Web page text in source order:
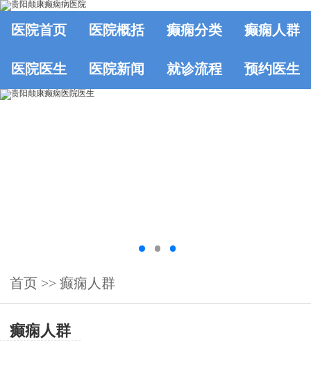
医院首页 医院概括 癫痫分类 癫痫人群
医院医生 医院新闻 就诊流程 预约医生
首页 >> 癫痫人群
癫痫人群